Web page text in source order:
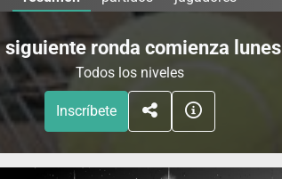
siguiente ronda comienza lunes
Todos los niveles
Inscríbete